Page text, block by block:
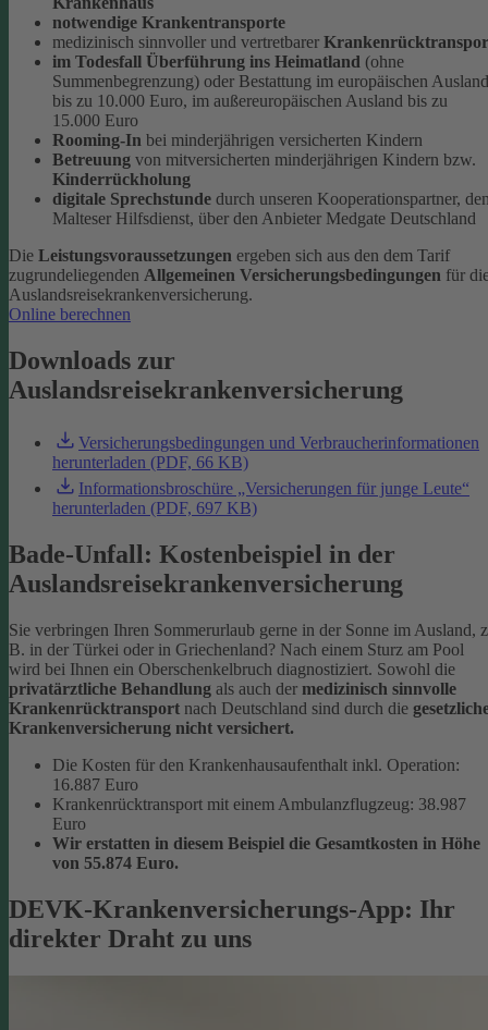
notwendige Krankentransporte
medizinisch sinnvoller und vertretbarer
im Todesfall Überführung ins Heimatland (ohne
Summenbegrenzung) oder Bestattung im europäischen Ausland
bis zu 10.000 Euro, im außereuropäischen Ausland bis zu
15.000 Euro
Rooming-In bei minderjährigen versicherten Kindern
Betreuung von mitversicherten minderjährigen Kindern bzw.
Kinderrückholung
digitale Sprechstunde durch unseren Kooperationspartner,
Malteser Hilfsdienst, über den Anbieter Medgate Deutschland
Die Leistungsvoraussetzungen ergeben sich aus den dem Tarif
zugrundeliegenden Allgemeinen Versicherungsbedingungen für
Auslandsreisekrankenversicherung.
Online berechnen
Downloads zur
Auslandsreisekrankenversicherung
Versicherungsbedingungen und Verbraucherinformationen
herunterladen (PDF, 66 KB)
Informationsbroschüre „Versicherungen für junge Leute“
herunterladen (PDF, 697 KB)
Bade-Unfall: Kostenbeispiel in der
Auslandsreisekrankenversicherung
Sie verbringen Ihren Sommerurlaub gerne in der Sonne im Ausland,
B. in der Türkei oder in Griechenland? Nach einem Sturz am Pool
wird bei Ihnen ein Oberschenkelbruch diagnostiziert. Sowohl die
privatärztliche Behandlung als auch der medizinisch sinnvolle
Krankenrücktransport nach Deutschland sind durch die
Krankenversicherung nicht versichert.
Die Kosten für den Krankenhausaufenthalt inkl. Operation:
16.887 Euro
Krankenrücktransport mit einem Ambulanzflugzeug: 38.987
Euro
Wir erstatten in diesem Beispiel die Gesamtkosten in Höhe
von 55.874 Euro.
DEVK-Krankenversicherungs-App: Ihr
direkter Draht zu uns